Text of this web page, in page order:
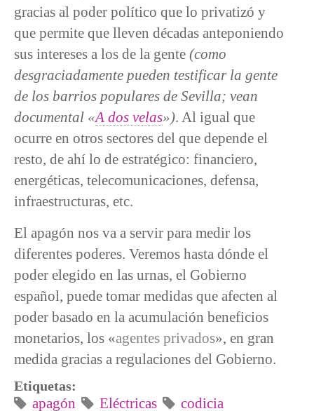
gracias al poder político que lo privatizó y
que permite que lleven décadas anteponiendo
sus intereses a los de la gente (como
desgraciadamente pueden testificar la gente
de los barrios populares de Sevilla; vean
documental «A dos velas»). Al igual que
ocurre en otros sectores del que depende el
resto, de ahí lo de estratégico: financiero,
energéticas, telecomunicaciones, defensa,
infraestructuras, etc.
El apagón nos va a servir para medir los
diferentes poderes. Veremos hasta dónde el
poder elegido en las urnas, el Gobierno
español, puede tomar medidas que afecten al
poder basado en la acumulación beneficios
monetarios, los «agentes privados», en gran
medida gracias a regulaciones del Gobierno.
Etiquetas:
apagón Eléctricas
codicia